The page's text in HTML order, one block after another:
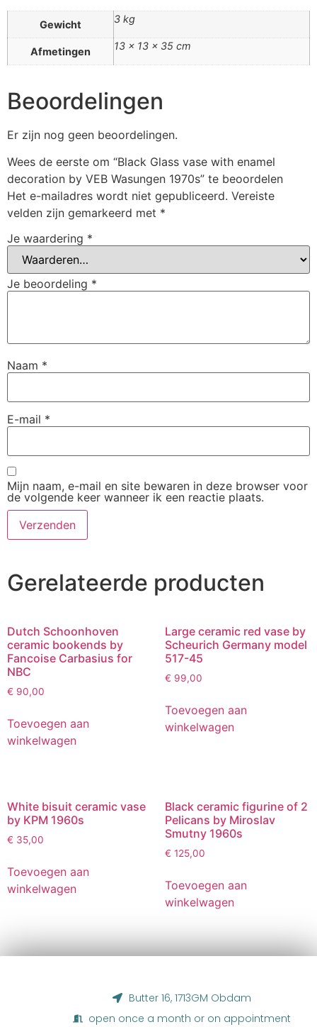
Gewicht 3 kg
Afmetingen 13 × 13 × 35 cm
Beoordelingen
Er zijn nog geen beoordelingen.
Wees de eerste om “Black Glass vase with enamel
decoration by VEB Wasungen 1970s” te beoordelen
Het e-mailadres wordt niet gepubliceerd. Vereiste
velden zijn gemarkeerd met *
Je waardering *
Je beoordeling *
Naam *
E-mail *
Mijn naam, e-mail en site bewaren in deze browser voor
de volgende keer wanneer ik een reactie plaats.
Gerelateerde producten
Dutch Schoonhoven
ceramic bookends by
Fancoise Carbasius for
NBC
€ 90,00
Toevoegen aan
winkelwagen
Large ceramic red vase by
Scheurich Germany model
517-45
€ 99,00
Toevoegen aan
winkelwagen
White bisuit ceramic vase
by KPM 1960s
€ 35,00
Toevoegen aan
winkelwagen
Black ceramic figurine of 2
Pelicans by Miroslav
Smutny 1960s
€ 125,00
Toevoegen aan
winkelwagen
Butter 16, 1713GM Obdam
open once a month or on appointment